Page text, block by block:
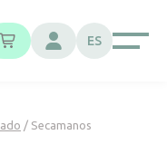
ES
/ Secamanos